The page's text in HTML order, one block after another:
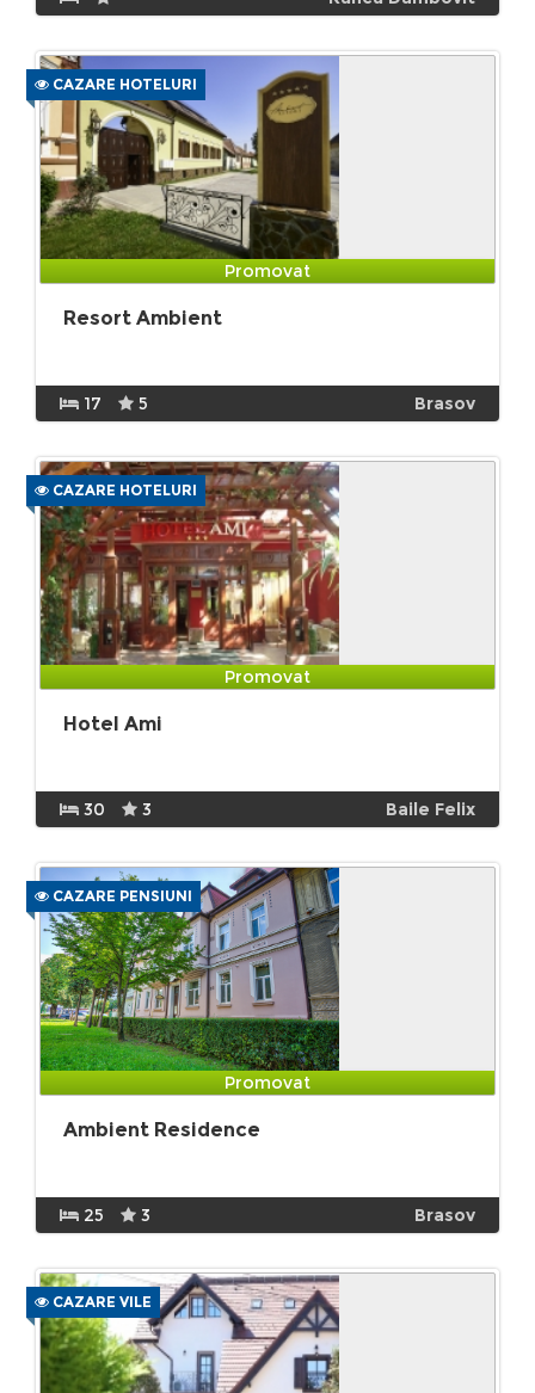
CAZARE HOTELURI
Promovat
Resort Ambient
17 5 Brasov
CAZARE HOTELURI
Promovat
Hotel Ami
30 3 Baile Felix
CAZARE PENSIUNI
Promovat
Ambient Residence
25 3 Brasov
CAZARE VILE